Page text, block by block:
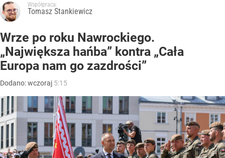
Współpraca:
Tomasz Stankiewicz
Wrze po roku Nawrockiego.
„Największa hańba” kontra „Cała
Europa nam go zazdrości”
Dodano:wczoraj 5:15